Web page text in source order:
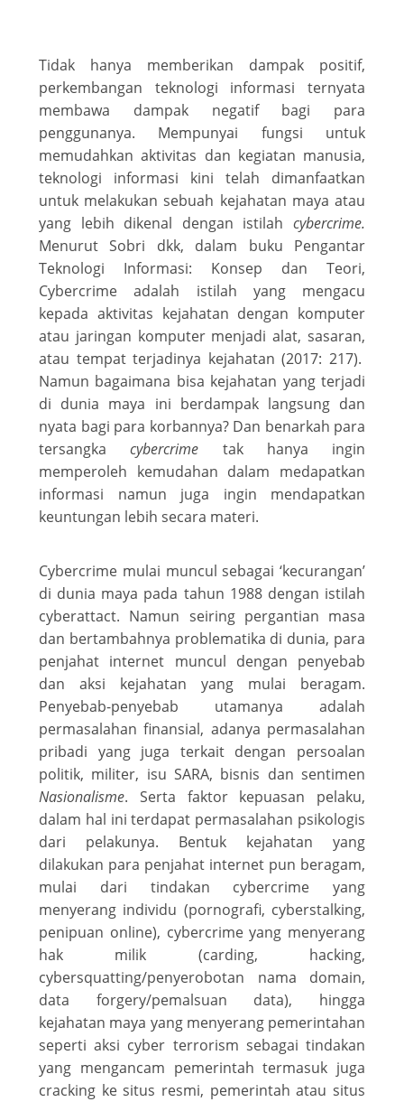
Tidak hanya memberikan dampak positif,
perkembangan teknologi informasi ternyata
membawa dampak negatif bagi para
penggunanya. Mempunyai fungsi untuk
memudahkan aktivitas dan kegiatan manusia,
teknologi informasi kini telah dimanfaatkan
untuk melakukan sebuah kejahatan maya atau
yang lebih dikenal dengan istilah cybercrime.
Menurut Sobri dkk, dalam buku Pengantar
Teknologi Informasi: Konsep dan Teori,
Cybercrime adalah istilah yang mengacu
kepada aktivitas kejahatan dengan komputer
atau jaringan komputer menjadi alat, sasaran,
atau tempat terjadinya kejahatan (2017: 217).
Namun bagaimana bisa kejahatan yang terjadi
di dunia maya ini berdampak langsung dan
nyata bagi para korbannya? Dan benarkah para
tersangka cybercrime tak hanya ingin
memperoleh kemudahan dalam medapatkan
informasi namun juga ingin mendapatkan
keuntungan lebih secara materi.
Cybercrime mulai muncul sebagai ‘kecurangan’
di dunia maya pada tahun 1988 dengan istilah
cyberattact. Namun seiring pergantian masa
dan bertambahnya problematika di dunia, para
penjahat internet muncul dengan penyebab
dan aksi kejahatan yang mulai beragam.
Penyebab-penyebab utamanya adalah
permasalahan finansial, adanya permasalahan
pribadi yang juga terkait dengan persoalan
politik, militer, isu SARA, bisnis dan sentimen
Nasionalisme. Serta faktor kepuasan pelaku,
dalam hal ini terdapat permasalahan psikologis
dari pelakunya. Bentuk kejahatan yang
dilakukan para penjahat internet pun beragam,
mulai dari tindakan cybercrime yang
menyerang individu (pornografi, cyberstalking,
penipuan online), cybercrime yang menyerang
hak milik (carding, hacking,
cybersquatting/penyerobotan nama domain,
data forgery/pemalsuan data), hingga
kejahatan maya yang menyerang pemerintahan
seperti aksi cyber terrorism sebagai tindakan
yang mengancam pemerintah termasuk juga
cracking ke situs resmi, pemerintah atau situs